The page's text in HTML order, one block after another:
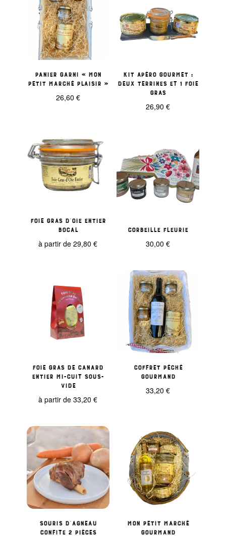
Panier garni « Mon
Petit Marché Plaisir »
26,60 €
kit apéro gourmet :
deux terrines et 1 foie
gras
26,90€
Foie gras d’Oie entier
bocal
à partir de29,80€
Corbeille Fleurie
30,00€
Foie gras de Canard
entier mi-cuit sous-
vide
à partir de33,20€
Coffret Péché
Gourmand
33,20€
Souris d’agneau
confite 2 pièces
Mon petit marché
gourmand